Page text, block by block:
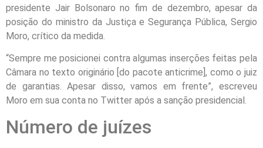
presidente Jair Bolsonaro no fim de dezembro, apesar da
posição do ministro da Justiça e Segurança Pública, Sergio
Moro, crítico da medida.
“Sempre me posicionei contra algumas inserções feitas pela
Câmara no texto originário [do pacote anticrime], como o juiz
de garantias. Apesar disso, vamos em frente”, escreveu
Moro em sua conta no Twitter após a sanção presidencial.
Número de juízes